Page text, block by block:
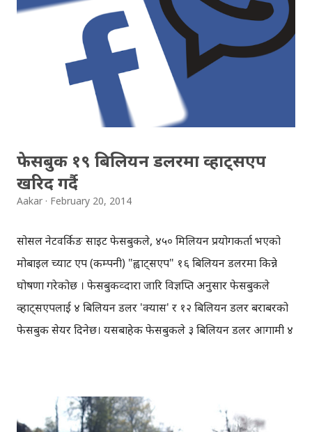
मार्केटिङ एजेन्सीहरुले सोसल मिडिया मार्केटिङलाई 'फेसबुक विज्ञापन'
र 'फेसबुक लाइक' हो भनेर बुझाउने गरेका कारण हिजोआज ब्रान्डहरु
कंगाल भइरहेकाछन् । धेरै लाइक/फ्यान ल्याउन कम्पनीहरु फेसबुक
विज्ञापनमा लाखौँ खर्च गरिरहेकाछन् तर वास्तविकतामा उनीहरु 'फेक'
लाइक किनिरहेकाछन् जसको हुनु र नहुनुमा केही फरक छैन । ब्रान्ड
तथा कम्पनीहरुले जा...
फेसबुक १९ बिलियन डलरमा व्हाट्सएप
खरिद गर्दै
Aakar February 20, 2014
सोसल नेटवर्किङ साइट फेसबुकले, ४५० मिलियन प्रयोगकर्ता भएको
मोबाइल च्याट एप (कम्पनी) "ह्वाट्सएप" १६ बिलियन डलरमा किन्ने
घोषणा गरेकोछ । फेसबुकव्दारा जारि विज्ञप्ति अनुसार फेसबुकले
व्हाट्सएपलाई ४ बिलियन डलर 'क्यास' र १२ बिलियन डलर बराबरको
फेसबुक सेयर दिनेछ। यसबाहेक फेसबुकले ३ बिलियन डलर आगामी ४
रूपैया, लगभग नेपालको ४ बर्षको बजेट ;) — Akur Rimal
(@fluctuating) February 20, 2014 विगत केही समययता